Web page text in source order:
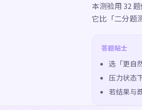
本测验用 32
它比「二分题
答题贴士
选「更自
压力状态
若结果与